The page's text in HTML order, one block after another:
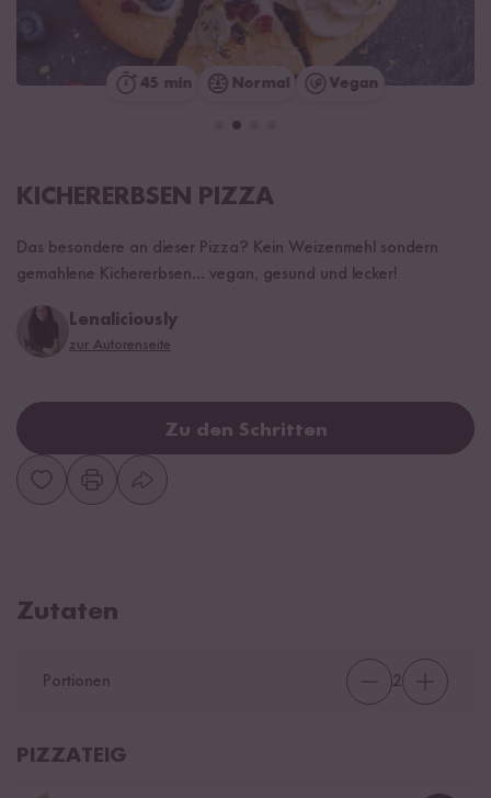
45 min Normal Vegan
KICHERERBSEN PIZZA
Das besondere an dieser Pizza? Kein Weizenmehl sondern
gemahlene Kichererbsen... vegan, gesund und lecker!
Lenaliciously
zur Autorenseite
Zu den Schritten
Zutaten
Portionen 2
PIZZATEIG